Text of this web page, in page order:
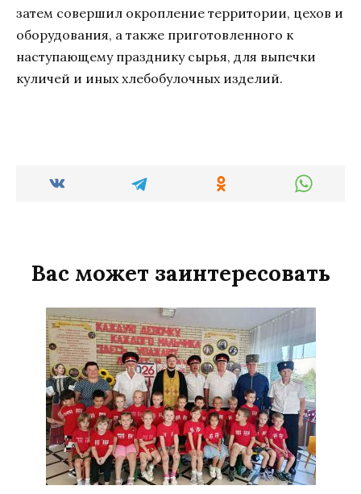
затем совершил окропление территории, цехов и
оборудования, а также приготовленного к
наступающему празднику сырья, для выпечки
куличей и иных хлебобулочных изделий.
Вас может заинтересовать